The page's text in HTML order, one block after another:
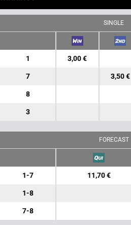
SINGLE
1 3,00 €
7 3,50 €
8
3
FORECAST
1-7 11,70 €
1-8
7-8